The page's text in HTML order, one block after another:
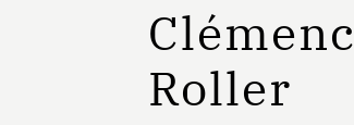
Roller